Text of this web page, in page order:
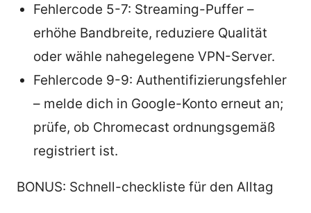
Fehlercode 5-7: Streaming-Puffer –
erhöhe Bandbreite, reduziere Qualität
oder wähle nahegelegene VPN-Server.
Fehlercode 9-9: Authentifizierungsfehler
– melde dich in Google-Konto erneut an;
prüfe, ob Chromecast ordnungsgemäß
registriert ist.
BONUS: Schnell-checkliste für den Alltag